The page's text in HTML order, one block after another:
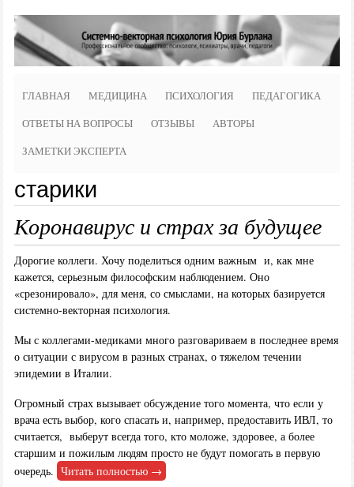
ГЛАВНАЯ МЕДИЦИНА ПСИХОЛОГИЯ ПЕДАГОГИКА
ОТВЕТЫ НА ВОПРОСЫ ОТЗЫВЫ АВТОРЫ
ЗАМЕТКИ ЭКСПЕРТА
старики
Коронавирус и страх за будущее
Дорогие коллеги. Хочу поделиться одним важным и, как мне
кажется, серьезным философским наблюдением. Оно
«срезонировало», для меня, со смыслами, на которых базируется
системно-векторная психология.
Мы с коллегами-медиками много разговариваем в последнее время
о ситуации с вирусом в разных странах, о тяжелом течении
эпидемии в Италии.
Огромный страх вызывает обсуждение того момента, что если у
врача есть выбор, кого спасать и, например, предоставить ИВЛ, то
считается, выберут всегда того, кто моложе, здоровее, а более
старшим и пожилым людям просто не будут помогать в первую
очередь. Читать полностью →